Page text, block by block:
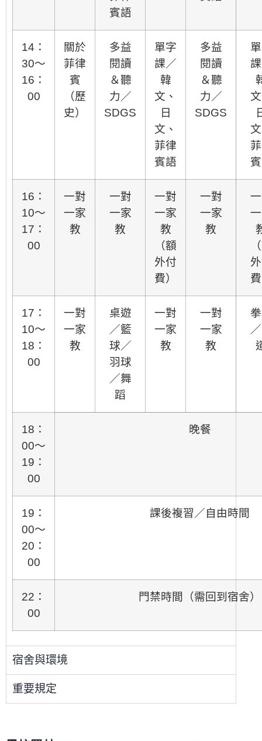
賓語
14：
30～
16：
00
關於
菲律
賓
（歷
史）
多益
閱讀
＆聽
力／
SDGS
單字
課／
韓
文、
日
文、
菲律
賓語
多益
閱讀
＆聽
力／
SDGS
16：
10～
17：
00
一對
一家
教
一對
一家
教
一對
一家
教
（額
外付
費）
一對
一家
教​​​​
17：
10～
18：
00
一對
一家
教
桌遊
／籃
球／
羽球
／舞
蹈
一對
一家
教
一對
一家
教
18：
00～
19：
00
晚餐
19：
00～
20：
00
課後複習／自由時間
22：
00
門禁時間（需回到宿舍）
宿舍與環境
重要規定